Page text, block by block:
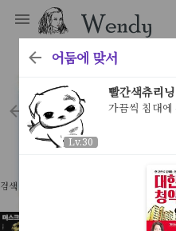
우리는 우리가 읽
Lv.30
books
분야
검색 결과 62개
어둠에 맞서
Lv.30
빨간색츄리닝
가끔씩 침대에